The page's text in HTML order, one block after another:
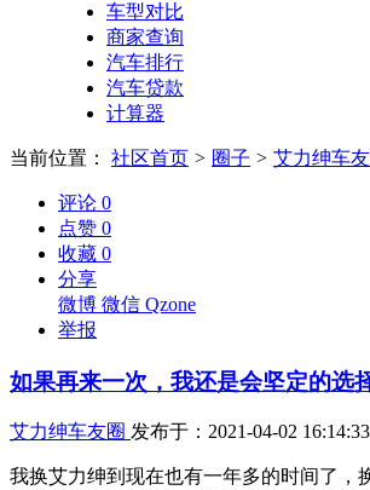
车型对比
商家查询
汽车排行
汽车贷款
计算器
当前位置： 社区首页 > 圈子 > 艾力绅车
评论 0
点赞 0
收藏 0
分享
微博 微信 Qzone
举报
如果再来一次，我还是会坚定的选
艾力绅车友圈 发布于：2021-04-02 16:14:33
我换艾力绅到现在也有一年多的时间了，